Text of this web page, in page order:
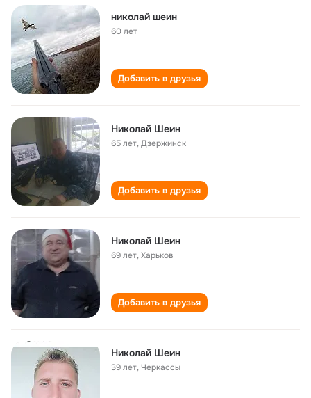
николай шеин
60 лет
Добавить в друзья
Николай Шеин
65 лет,Дзержинск
Добавить в друзья
Николай Шеин
69 лет,Харьков
Добавить в друзья
Николай Шеин
39 лет,Черкассы